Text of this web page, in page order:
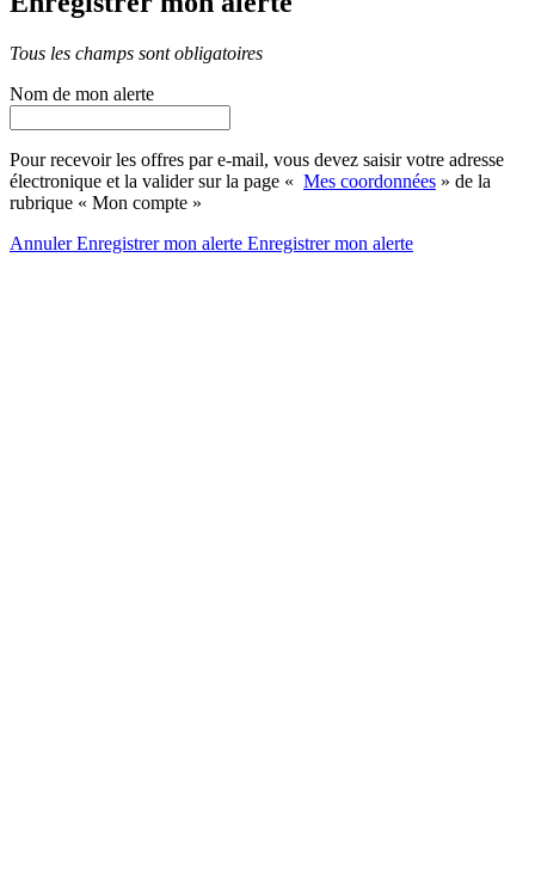
Tous les champs sont obligatoires
Nom de mon alerte
Pour recevoir les offres par e-mail, vous devez saisir votre adresse
électronique et la valider sur la page « Mes coordonnées » de la
rubrique « Mon compte »
AnnulerEnregistrer mon alerte Enregistrermon alerte